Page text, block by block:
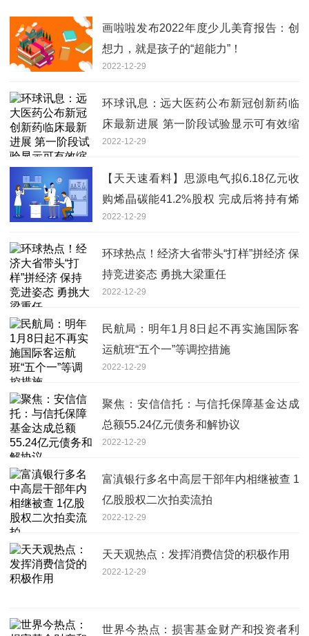
画啦啦发布2022年度少儿美育报告：创
想力，就是孩子的“超能力”！
2022-12-29
环球讯息：远大医药公布新冠创新药临
床最新进展 第一阶段试验显示可有效缩
短核酸转阴时间
2022-12-29
【天天速看料】思源电气拟6.18亿元收
购烯晶碳能41.2%股权 完成后将持有烯
晶碳能51.2%股份
2022-12-29
环球热点！经济大省带头“打样”拼经济 保
持竞进姿态 勇挑大梁重任
2022-12-29
民航局：明年1月8日起不再实施国际客
运航班“五个一”等调控措施
2022-12-29
聚焦：安信信托：与信托保障基金达成
总额55.24亿元债务和解协议
2022-12-29
富滇银行多名中高层干部年内相继被查 1
亿股股权二次拍卖流拍
2022-12-29
天天观热点：发挥消费信贷的积极作用
2022-12-29
世界今热点：损害基金财产和投资者利